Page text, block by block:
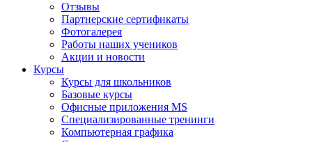
Отзывы
Партнерские сертификаты
Фотогалерея
Работы наших учеников
Акции и новости
Курсы
Курсы для школьников
Базовые курсы
Офисные приложения MS
Специализированные тренинги
Компьютерная графика